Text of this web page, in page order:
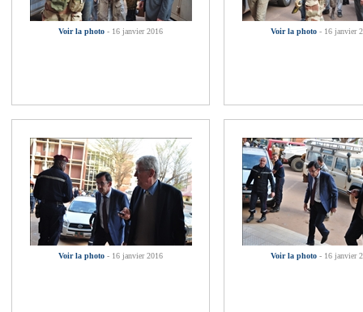
Voir la photo - 16 janvier 2016 Voir la photo - 16 janvier
Voir la photo - 16 janvier 2016 Voir la photo - 16 janvier